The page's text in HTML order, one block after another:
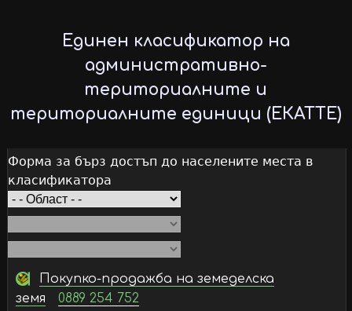
to
main
content
Единен класификатор на
административно-
териториалните и
териториалните единици (ЕКАТТЕ)
Форма за бърз достъп до населените места в
класификатора
Покупко-продажба на земеделска
земя
0889 254 752